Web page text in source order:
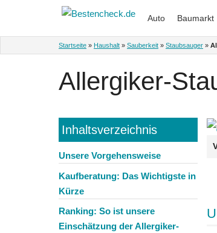
Auto Baumarkt
Startseite » Haushalt » Sauberkeit » Staubsauger »
Allergiker-
Inhaltsverzeichnis
Unsere Vorgehensweise
Kaufberatung: Das Wichtigste in
Kürze
Ranking: So ist unsere
Einschätzung der Allergiker-